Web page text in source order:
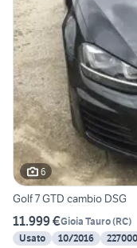
6
Golf 7 GTD cambio DSG
11.999 €Gioia Tauro(RC)
Usato
10/2016